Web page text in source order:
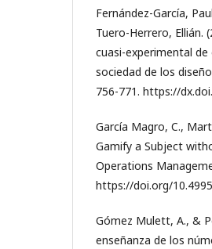
Fernández-García,
Tuero-Herrero, Ellián.
cuasi-experimental
sociedad de los
756-771. https://
García Magro, C.,
Gamify a Subject
Operations
https://doi.org/
Gómez Mulett, A., &
enseñanza de los